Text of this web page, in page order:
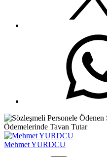
Mehmet YURDCU